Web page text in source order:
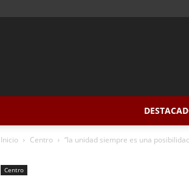
Inicio Centro “la unidad siempre es una
Centro